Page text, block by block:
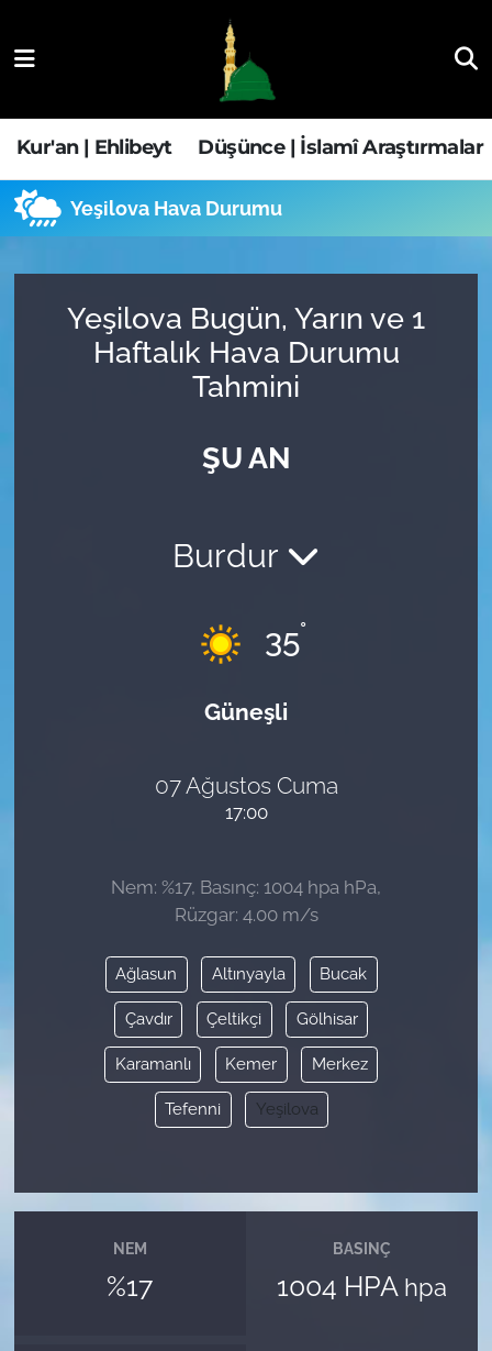
Kur'an | Ehlibeyt Düşünce | İslamî Araştırmalar
Yeşilova Hava Durumu
Yeşilova Bugün, Yarın ve 1
Haftalık Hava Durumu
Tahmini
ŞU AN
Burdur
35°
Güneşli
07 Ağustos Cuma
17:00
Nem: %17, Basınç: 1004 hpa hPa,
Rüzgar: 4.00 m/s
Ağlasun Altınyayla Bucak
Çavdır Çeltikçi Gölhisar
Karamanlı Kemer Merkez
Tefenni Yeşilova
NEM
%17
BASINÇ
1004 HPA hpa
Düşünce | İslamî Araştırmalar
Ehla-Der Haber
Fıkıh | Ahkam
Hava Durumu
Trafik Durumu
Tüm Manşetler
Son Dakika Haberleri